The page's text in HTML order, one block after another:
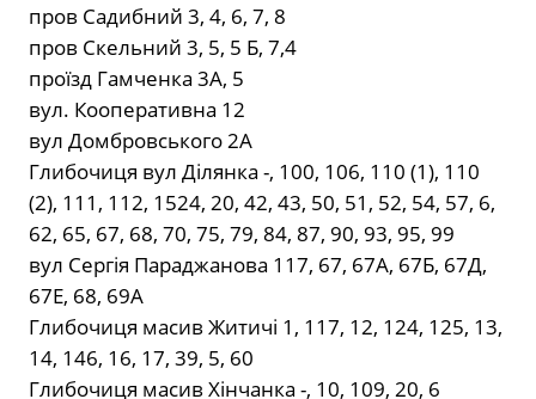
пров Садибний 3, 4, 6, 7, 8
пров Скельний 3, 5, 5 Б, 7,4
проїзд Гамченка 3А, 5
вул. Кооперативна 12
вул Домбровського 2А
Глибочиця вул Ділянка -, 100, 106, 110 (1), 110
(2), 111, 112, 1524, 20, 42, 43, 50, 51, 52, 54, 57, 6,
62, 65, 67, 68, 70, 75, 79, 84, 87, 90, 93, 95, 99
вул Сергія Параджанова 117, 67, 67А, 67Б, 67Д,
67Е, 68, 69А
Глибочиця масив Житичі 1, 117, 12, 124, 125, 13,
14, 146, 16, 17, 39, 5, 60
Глибочиця масив Хінчанка -, 10, 109, 20, 6